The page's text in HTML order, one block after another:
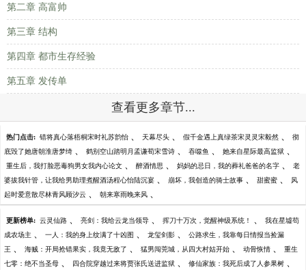
第二章 高富帅
第三章 结构
第四章 都市生存经验
第五章 发传单
查看更多章节...
热门点击: 错将真心落梧桐宋时礼苏韵怡 、 天幕尽头 、 假千金遇上真绿茶宋灵灵宋毅然 、 彻
底毁了她唐朝淮唐梦绮 、 鹤别空山踏明月孟谦荀宋雪诗 、 吞噬鱼 、 她来自星际最高监狱 、
重生后，我打脸恶毒狗男女我内心论文 、 醉酒情思 、 妈妈的忌日，我的葬礼爸爸的名字 、 老
婆拔我针管，让我给男助理煮醒酒汤程心怡陆沉宴 、 崩坏，我创造的骑士故事 、 甜蜜蜜 、 风
起时爱意散尽林青风顾汐云 、 朝来寒雨晚来风 、
更新榜单: 云灵仙路 、 亮剑：我给云龙当领导 、 挥刀十万次，觉醒神级系统！ 、 我在星墟苟
成农场主 、 一人：我的身上纹满了十凶图 、 龙玺剑影 、 公路求生，我靠每日情报当捡漏
王 、 海贼：开局抢错果实，我竟无敌了 、 猛男闯莞城，从四大村姑开始 、 动骨恢情 、 重生
七零：绝不当圣母 、 四合院穿越过来将贾张氏送进监狱 、 修仙家族：我死后成了人参果树 、